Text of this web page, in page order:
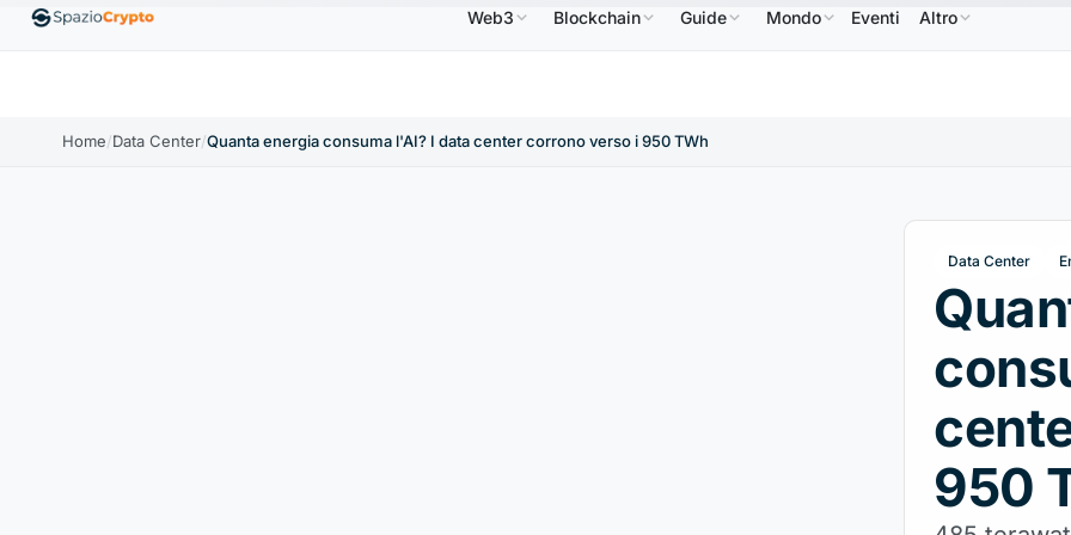
EthereumETH1.880,58 USD BNBBNB 586,64 USD↑2.10% USDCUSDC 0,9995 USD ↑0.00% XRPXRP1,09 USD
Web3 Blockchain Guide Mondo Eventi Altro
Home/Data Center/Quanta energia consuma l'AI? I data center corrono verso i 950 TWh
Data Center
950